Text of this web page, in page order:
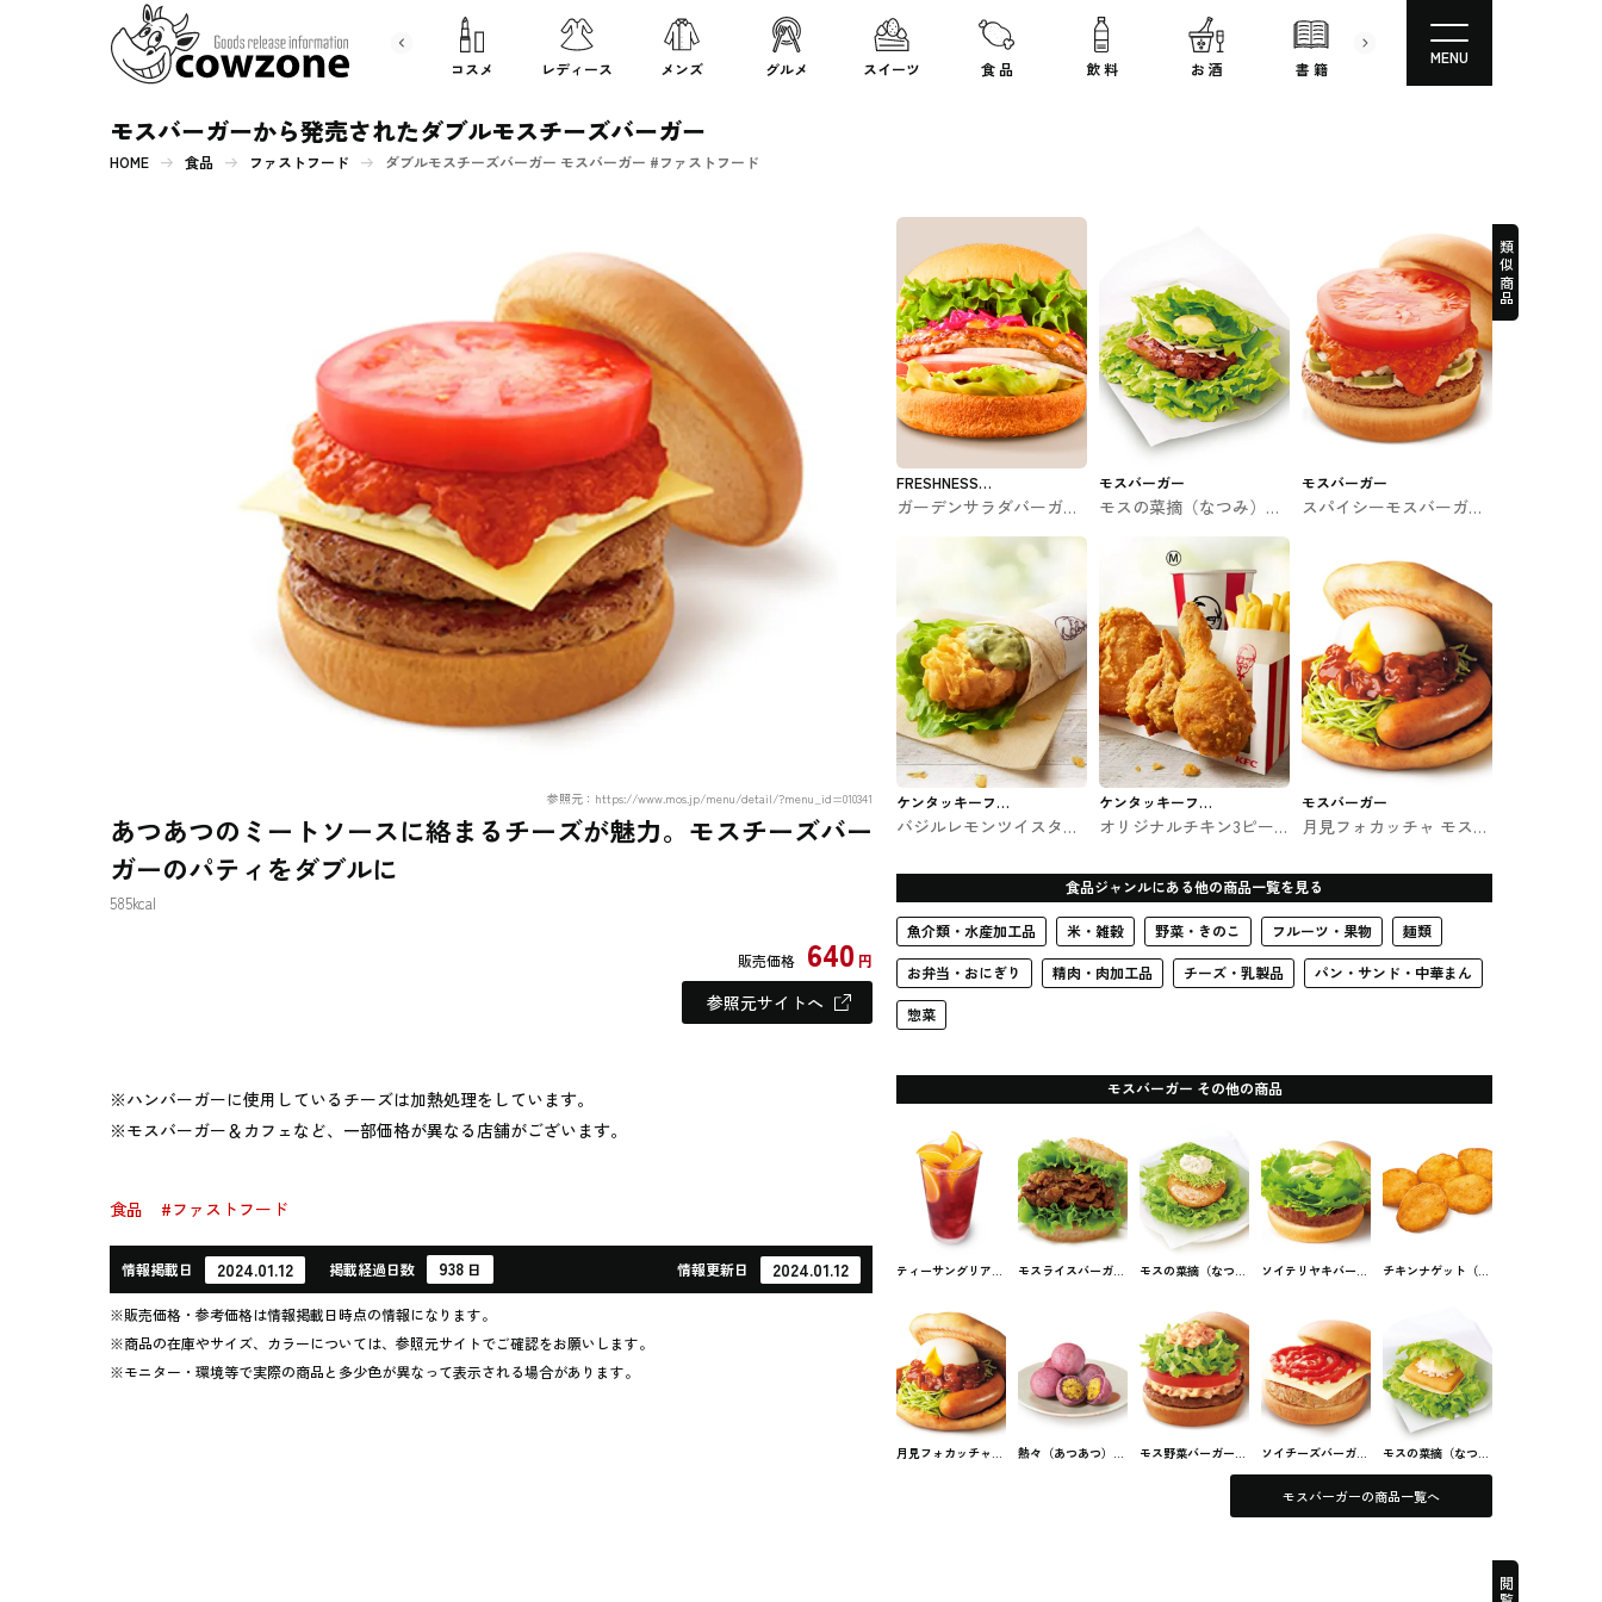
書 籍 文房具 コスメ レディース メンズ グルメ スイーツ 食 品 飲 料 お 酒 書 籍 文房具
MENU
モスバーガーから発売されたダブルモスチーズバーガー
HOME 食品 ファストフード ダブルモスチーズバーガー モスバーガー #ファストフード
参照元：https://www.mos.jp/menu/detail/?menu_id=010341
あつあつのミートソースに絡まるチーズが魅力。モスチーズバー
ガーのパティをダブルに
585kcal
販売価格 640 円
参照元サイトへ
※ハンバーガーに使用しているチーズは加熱処理をしています。
※モスバーガー＆カフェなど、一部価格が異なる店舗がございます。
食品 #ファストフード
情報掲載日 2024.01.12 掲載経過日数 938 日 情報更新日 2024.01.12
※販売価格・参考価格は情報掲載日時点の情報になります。
※商品の在庫やサイズ、カラーについては、参照元サイトでご確認をお願いします。
※モニター・環境等で実際の商品と多少色が異なって表示される場合があります。
類似商品
FRESHNESS
BURGER
ガーデンサラダバーガー
フレッシュネスバーガー
モスバーガー
モスの菜摘（なつみ）テ
リヤキチキン モスバーガ
ー #ファストフード
モスバーガー
スパイシーモスバーガー
ケンタッキーフラ
イドチキン
バジルレモンツイスター
フード
ケンタッキーフラ
イドチキン
オリジナルチキン3ピー
ッキー #ファストフード
モスバーガー
月見フォカッチャ モスバ
食品ジャンルにある他の商品一覧を見る
魚介類・水産加工品 米・雑穀 野菜・きのこ フルーツ・果物 麺類
お弁当・おにぎり 精肉・肉加工品 チーズ・乳製品 パン・サンド・中華まん
惣菜
モスバーガー その他の商品
ティーサングリア＜
モスバーガーの期間
限定
モスライスバーガー
モスの菜摘（なつ
バーガー #ファスト
フード
ソイテリヤキバーガ
チキンナゲット（5
月見フォカッチャ
熱々（あつあつ）お
モス野菜バーガー
モスバーガー #ファ
ソイチーズバーガー
モスバーガー #ファ
ストフード
モスの菜摘（なつ
み）フィッシュ モ
スバーガー #ファス
モスバーガーの商品一覧へ